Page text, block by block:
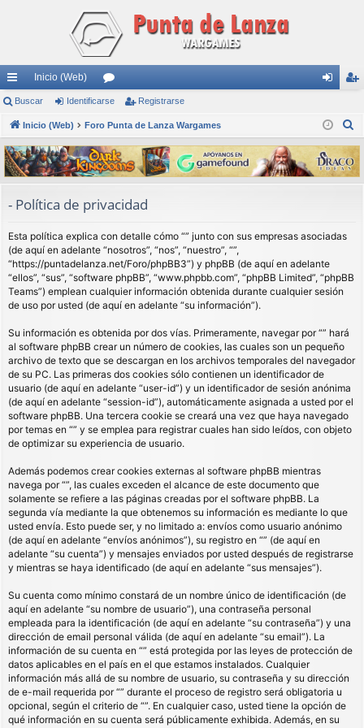
nl
ac
es
rá
s
Inicio (Web)
or
os nti
fic
ar
ist
ra
rs
Buscar Identificarse Registrarse
Inicio (Web) Foro Punta de Lanza Wargames
s
c
- Política de privacidad
Esta política explica con detalle cómo “” junto con sus empresas asociadas
(de aquí en adelante “nosotros”, “nos”, “nuestro”, “”,
“https://puntadelanza.net/Foro/phpBB3”) y phpBB (de aquí en adelante
“ellos”, “sus”, “software phpBB”, “www.phpbb.com”, “phpBB Limited”, “phpBB
Teams”) emplean cualquier información obtenida durante cualquier sesión
de uso por usted (de aquí en adelante “su información”).
Su información es obtenida por dos vías. Primeramente, navegar por “” hará
al software phpBB crear un número de cookies, las cuales son un pequeño
archivo de texto que se descargan en los archivos temporales del navegador
de su PC. Las primeras dos cookies sólo contienen un identificador de
usuario (de aquí en adelante “user-id”) y un identificador de sesión anónima
(de aquí en adelante “session-id”), automáticamente asignada a usted por el
software phpBB. Una tercera cookie se creará una vez que haya navegado
por temas en “” y se emplea para registrar cuales han sido leídos, con objeto
de optimizar su experiencia de usuario.
Además podemos crear cookies externas al software phpBB mientras
navega por “”, las cuales exceden el alcance de este documento que
solamente se refiere a las páginas creadas por el software phpBB. La
segunda vía mediante la que obtenemos su información es mediante lo que
usted envía. Esto puede ser, y no limitado a: envíos como usuario anónimo
(de aquí en adelante “envíos anónimos”), su registro en “” (de aquí en
adelante “su cuenta”) y mensajes enviados por usted después de registrarse
y mientras se haya identificado (de aquí en adelante “sus mensajes”).
Su cuenta como mínimo constará de un nombre único de identificación (de
aquí en adelante “su nombre de usuario”), una contraseña personal
empleada para la identificación (de aquí en adelante “su contraseña”) y una
dirección de email personal válida (de aquí en adelante “su email”). La
información de su cuenta en “” está protegida por las leyes de protección de
datos aplicables en el país en el que estamos instalados. Cualquier
información más allá de su nombre de usuario, su contraseña y su dirección
de e-mail requerida por “” durante el proceso de registro será obligatoria u
opcional, según el criterio de “”. En cualquier caso, usted tiene la opción de
qué información en su cuenta será públicamente exhibida. Además, en su